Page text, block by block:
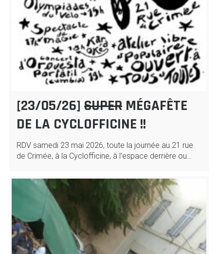
[23/05/26] SUPERMÉGAFÊTE
DE LA CYCLOFFICINE !!
RDV samedi 23 mai 2026, toute la journée au 21 rue
de Crimée, à la Cyclofficine, à l’espace derrière ou…